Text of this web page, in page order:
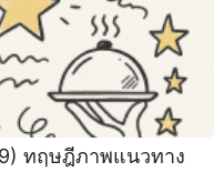
ทฤษฎีภาพแนวทาง